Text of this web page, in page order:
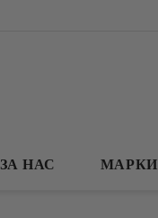
ЗА НАС МАРКИ